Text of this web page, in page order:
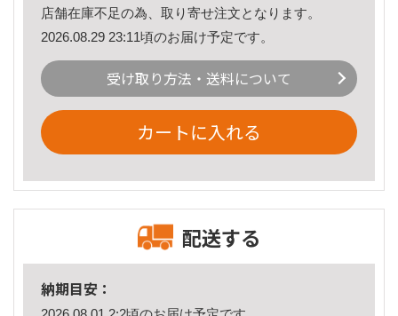
店舗在庫不足の為、取り寄せ注文となります。
2026.08.29 23:11頃のお届け予定です。
受け取り方法・送料について
カートに入れる
配送する
納期目安：